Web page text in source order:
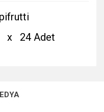
x 24 Adet